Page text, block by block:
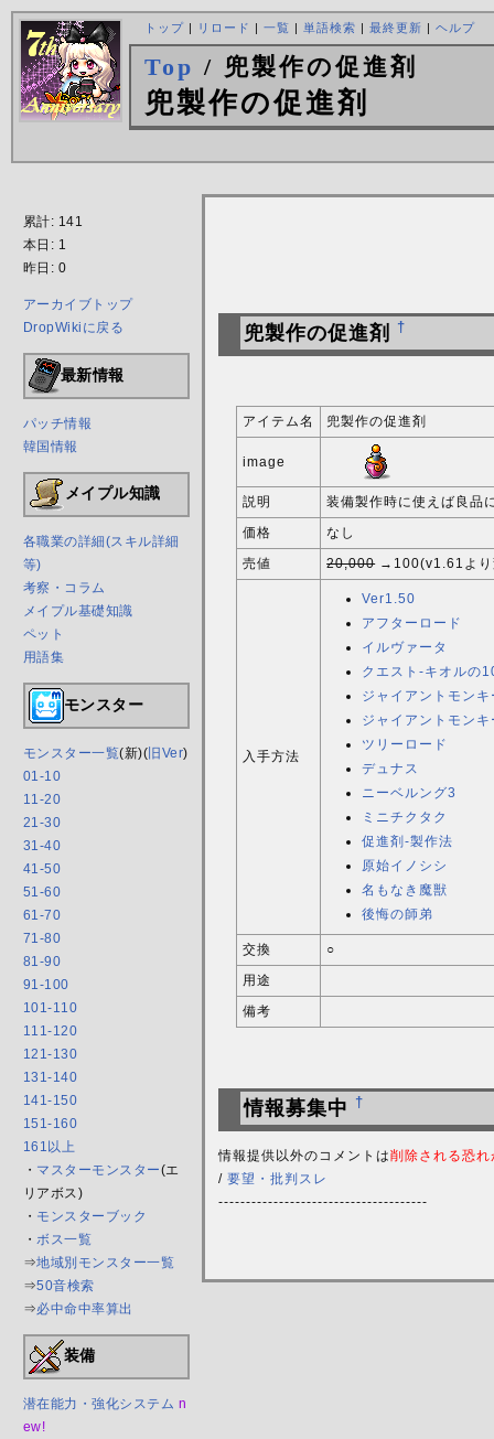
トップ| リロード | 一覧 | 単語検索 | 最終更新 | ヘルプ
Top / 兜製作の促進剤
兜製作の促進剤
累計: 141
本日: 1
昨日: 0
アーカイブトップ
DropWikiに戻る
最新情報
パッチ情報
韓国情報
メイプル知識
各職業の詳細(スキル詳細
等)
考察・コラム
メイプル基礎知識
ペット
用語集
モンスター
モンスター一覧(新)( 旧Ver)
01-10
11-20
21-30
31-40
41-50
51-60
61-70
71-80
81-90
91-100
101-110
111-120
121-130
131-140
141-150
151-160
161以上
・ マスターモンスター(エ
リアボス)
・ モンスターブック
・ ボス一覧
⇒地域別モンスター一覧
⇒50音検索
⇒必中命中率算出
装備
潜在能力・強化システム n
ew!
兜製作の促進剤 †
アイテム名 兜製作の促進剤
image
説明
装備製作時に使えば良品
価格
なし
売値
20,000→100(v1.61より
入手方法
Ver1.50
アフターロード
イルヴァータ
クエスト-キオルの
ジャイアントモン
ジャイアントモン
ツリーロード
デュナス
ニーベルング3
ミニチクタク
促進剤-製作法
原始イノシシ
名もなき魔獣
後悔の師弟
交換
○
用途
備考
情報募集中 †
情報提供以外のコメントは削除される恐
/ 要望・批判スレ
--------------------------------------